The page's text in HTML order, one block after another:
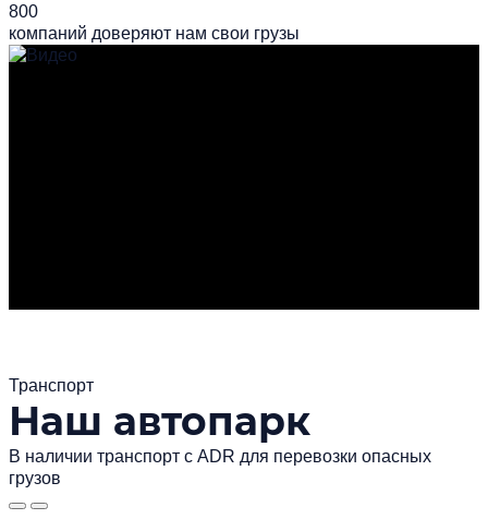
800
компаний доверяют нам свои грузы
Транспорт
Наш автопарк
В наличии транспорт с ADR для перевозки опасных
грузов